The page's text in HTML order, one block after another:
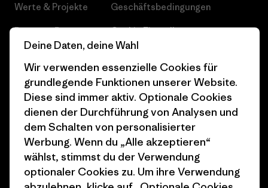
Werte & Projekte
Progress Report
Business Unusual
Klimaziele
1% For The Planet
Wie wir finanzieren
Geschenkgutscheine
Stores in deiner Nähe
Geschäftsbedingungen
Cookie Einstellungen
Pressekontakt
Industry program
Affiliate-Programm
Patagonia Schweiz
Seitenverzeichnis
Deine Daten, deine Wahl
Wir verwenden essenzielle Cookies für
grundlegende Funktionen unserer Website.
Diese sind immer aktiv. Optionale Cookies
dienen der Durchführung von Analysen und
dem Schalten von personalisierter
Werbung. Wenn du „Alle akzeptieren“
wählst, stimmst du der Verwendung
optionaler Cookies zu. Um ihre Verwendung